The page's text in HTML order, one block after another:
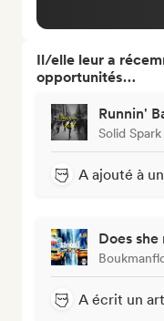
Il/elle leur a
opportunités…
Runnin'
Solid Spark
A ajouté à
Does she
A écrit un